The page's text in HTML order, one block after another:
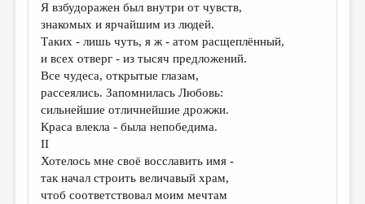
ПЕРЕВОДЫ
КОНКУРСЫ
ДЕТСКАЯ КОМНАТА
КНИЖНАЯ ПОЛКА
ОБЗОР ЛИТЕРАТУРЫ
СТРАНИЦЫ ПАМЯТИ
ОБЪЯВЛЕНИЯ
Я взбудоражен был внутри от чувств,
знакомых и ярчайшим из людей.
Таких - лишь чуть, я ж - атом расщеплённый,
и всех отверг - из тысяч предложений.
Все чудеса, открытые глазам,
рассеялись. Запомнилась Любовь:
сильнейшие отличнейшие дрожжи.
Краса влекла - была непобедима.
II
Хотелось мне своё восславить имя -
так начал строить величавый храм,
чтоб соответствовал моим мечтам